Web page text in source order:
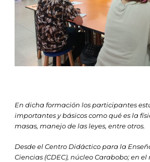
En dicha formación los participantes
importantes y básicos como qué es la
masas, manejo de las leyes, entre otros.
Desde el Centro Didáctico para la
Ciencias (CDEC), núcleo Carabobo; en